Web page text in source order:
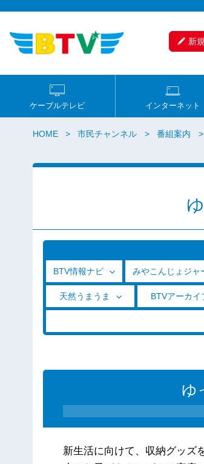
新
ケーブルテレビ インターネット
HOME 市民チャンネル 番組案内
BTV情報ナビ みやこんじょジャ
天然うまうま BTVアーカイ
ゆ
新生活に向けて、収納グッズ